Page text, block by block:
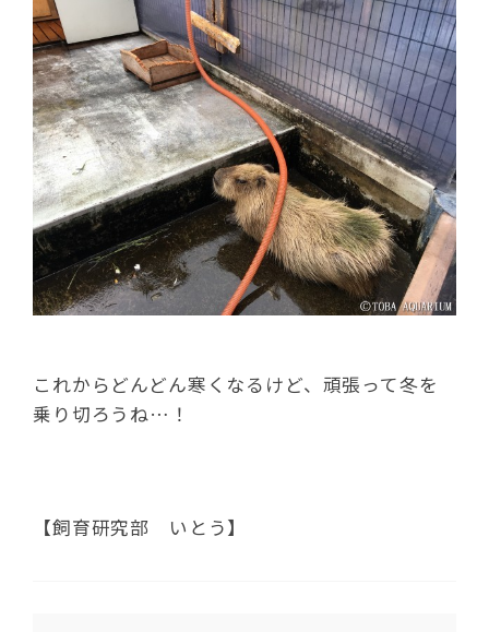
これからどんどん寒くなるけど、頑張って冬を
乗り切ろうね…！
【飼育研究部 いとう】